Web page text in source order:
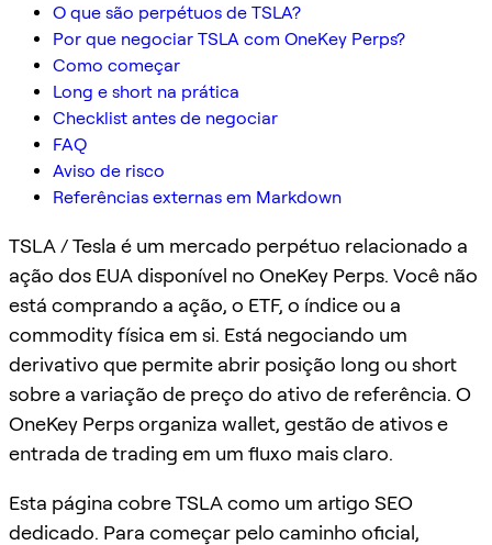
O que são perpétuos de TSLA?
Por que negociar TSLA com OneKey Perps?
Como começar
Long e short na prática
Checklist antes de negociar
FAQ
Aviso de risco
Referências externas em Markdown
TSLA / Tesla é um mercado perpétuo relacionado a
ação dos EUA disponível no OneKey Perps. Você não
está comprando a ação, o ETF, o índice ou a
commodity física em si. Está negociando um
derivativo que permite abrir posição long ou short
sobre a variação de preço do ativo de referência. O
OneKey Perps organiza wallet, gestão de ativos e
entrada de trading em um fluxo mais claro.
Esta página cobre TSLA como um artigo SEO
dedicado. Para começar pelo caminho oficial,